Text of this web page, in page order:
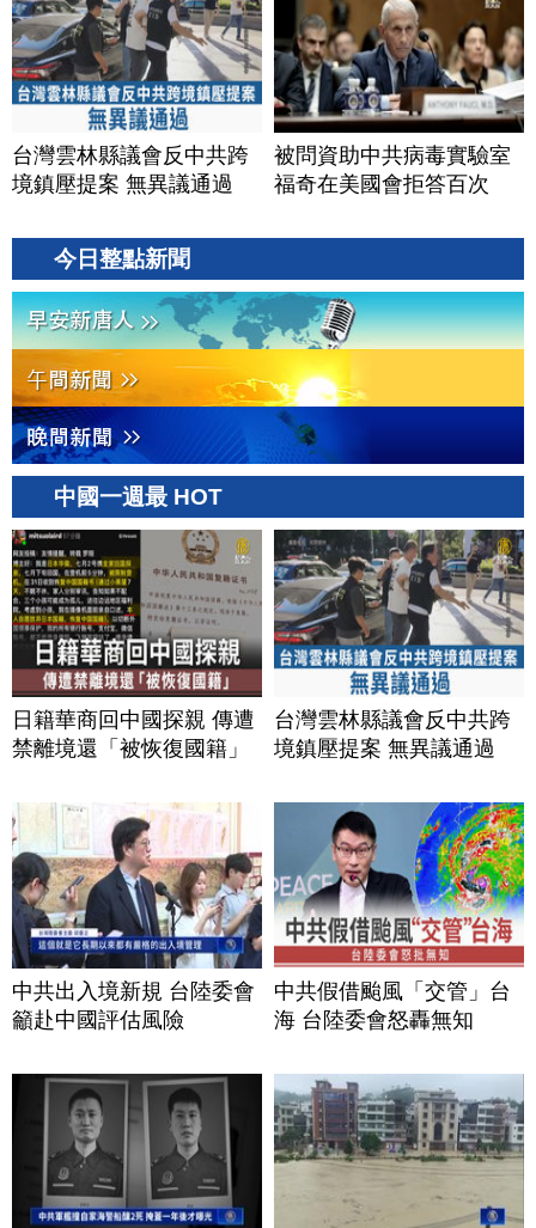
台灣雲林縣議會反中共跨
境鎮壓提案 無異議通過
被問資助中共病毒實驗室
福奇在美國會拒答百次
今日整點新聞
中國一週最 HOT
日籍華商回中國探親 傳遭
禁離境還「被恢復國籍」
台灣雲林縣議會反中共跨
境鎮壓提案 無異議通過
中共出入境新規 台陸委會
籲赴中國評估風險
中共假借颱風「交管」台
海 台陸委會怒轟無知